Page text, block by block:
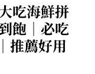
child
menu
child
menu
child
menu
child
menu
child
menu
吃海鮮拼
飽｜必吃
推薦好用